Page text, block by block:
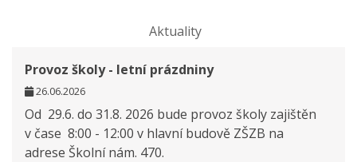
Aktuality
Provoz školy - letní prázdniny
26.06.2026
Od 29.6. do 31.8. 2026 bude provoz školy zajištěn
v čase 8:00 - 12:00 v hlavní budově ZŠZB na
adrese Školní nám. 470.